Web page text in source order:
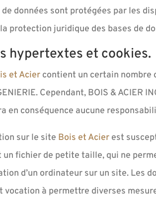
de données sont protégées par les
protection juridique des bases de
hypertextes et cookies.
et Acier contient un certain nombre
Cependant, BOIS &
en conséquence aucune
sur le site Bois et Acier est
un fichier de petite taille, qui ne
d’un ordinateur sur un site. Les
vocation à permettre diverses